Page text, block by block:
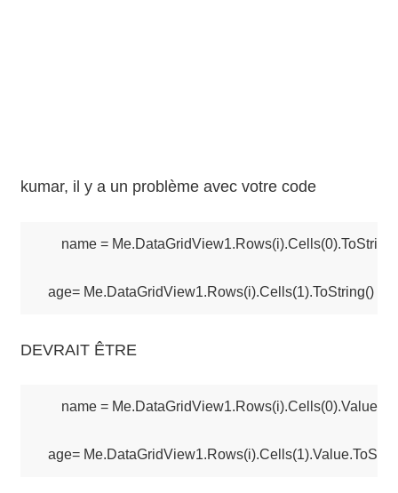
kumar, il y a un problème avec votre code
name =
  age= Me.DataGridView1.Rows(i).Cells(1).ToString()
DEVRAIT ÊTRE
name =